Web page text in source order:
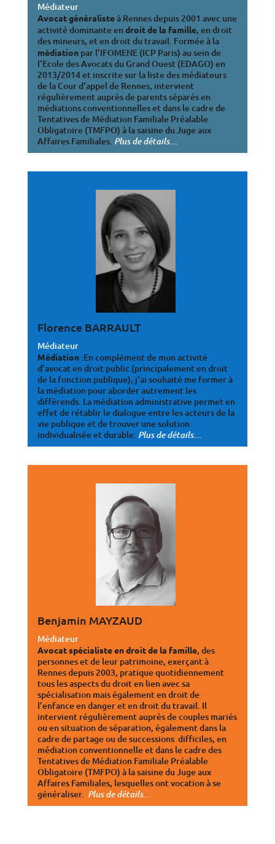
Médiateur
Avocat généralisteà Rennes depuis 2001 avec une
activité dominante endroit de la famille, en droit
des mineurs, et en droit du travail. Formée à la
médiationpar l’IFOMENE (ICP Paris) au sein de
l’Ecole des Avocats du Grand Ouest (EDAGO) en
2013/2014 et inscrite sur la liste des médiateurs
de la Cour d’appel de Rennes, intervient
régulièrement auprès de parents séparés en
médiations conventionnelles et dans le cadre de
Tentatives de Médiation Familiale Préalable
Obligatoire (TMFPO) à la saisine du Juge aux
Affaires Familiales. Plus de détails…
Florence BARRAULT
Médiateur
Médiation:En complément de mon activité
d’avocat en droit public (principalement en droit
de la fonction publique), j’ai souhaité me former à
la médiation pour aborder autrement les
différends. La médiation administrative permet en
effet de rétablir le dialogue entre les acteurs de la
vie publique et de trouver une solution
individualisée et durable. Plus de détails…
Benjamin MAYZAUD
Médiateur
Avocat spécialiste endroit de la famille, des
personnes et de leur patrimoine, exerçant à
Rennes depuis 2003, pratique quotidiennement
tous les aspects du droit en lien avec sa
spécialisation mais également en droit de
l’enfance en danger et en droit du travail. Il
intervient régulièrement auprès de couples mariés
ou en situation de séparation, également dans la
cadre de partage ou de successions difficiles, en
médiation conventionnelle et dans le cadre des
Tentatives de Médiation Familiale Préalable
Obligatoire (TMFPO) à la saisine du Juge aux
Affaires Familiales, lesquelles ont vocation à se
généraliser. Plus de détails…